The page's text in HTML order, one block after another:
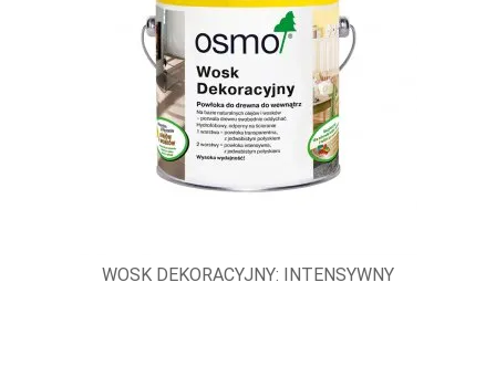
WOSK DEKORACYJNY: INTENSYWNY